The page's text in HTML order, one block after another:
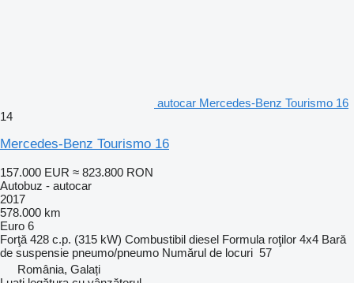
autocar Mercedes-Benz Tourismo 16
14
Mercedes-Benz Tourismo 16
157.000 EUR ≈ 823.800 RON
Autobuz - autocar
2017
578.000 km
Euro 6
Forţă 428 c.p. (315 kW) Combustibil diesel Formula roţilor 4x4 Bară
de suspensie pneumo/pneumo Numărul de locuri 57
România, Galați